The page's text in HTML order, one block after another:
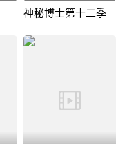
神秘博士第十二季